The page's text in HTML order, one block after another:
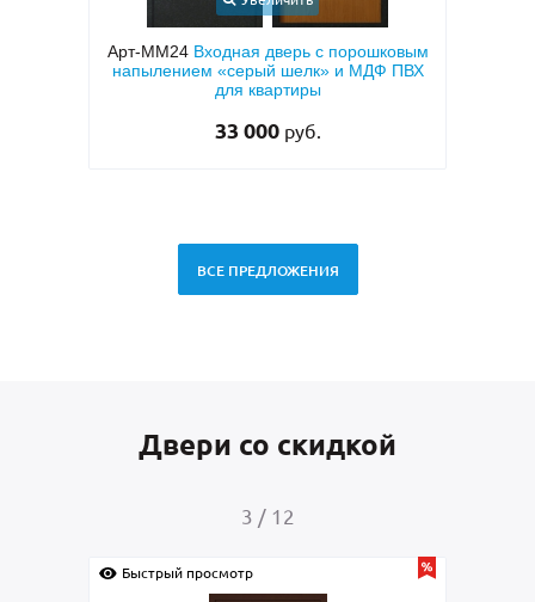
Входная дверь с порошковым
напылением «серый шелк» и МДФ ПВХ
для квартиры
руб.
Арт-ММ49
ВСЕ ПРЕДЛОЖЕНИЯ
Двери со скидкой
4 / 12
Быстрый просмотр